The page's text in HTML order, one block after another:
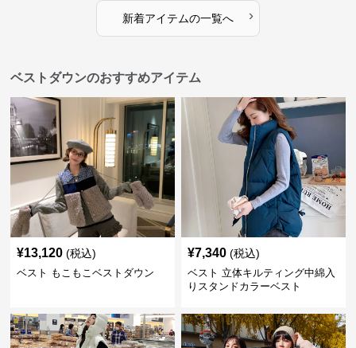
新着アイテムの一覧へ ›
ベストダウンのおすすめアイテム
¥13,120 (税込)
ベスト もこもこベストダウン
¥7,340 (税込)
ベスト 立体キルティング中綿入
りスタンドカラーベスト